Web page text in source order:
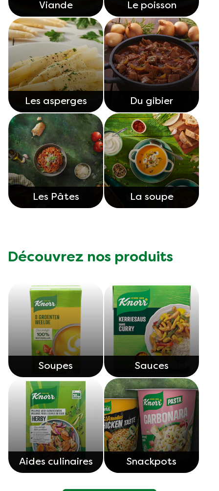
Viande Le poisson
Les asperges Du gibier
Les Pâtes La soupe
Découvrez nos produits
Soupes Sauces
Aides culinaires Snackpots